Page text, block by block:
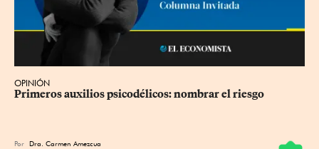
OPINIÓN
Primeros auxilios psicodélicos: nombrar el riesgo
Por Dra. Carmen Amezcua